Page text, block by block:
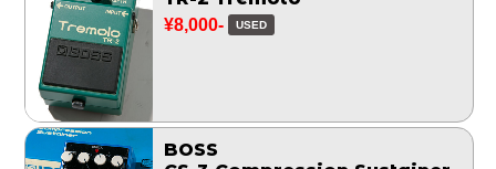
¥8,000- USED
BOSS